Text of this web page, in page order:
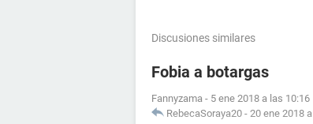
Discusiones similares
Fobia a botargas
Fannyzama - 5 ene 2018 a las 10:16
RebecaSoraya20 - 20 ene 2018